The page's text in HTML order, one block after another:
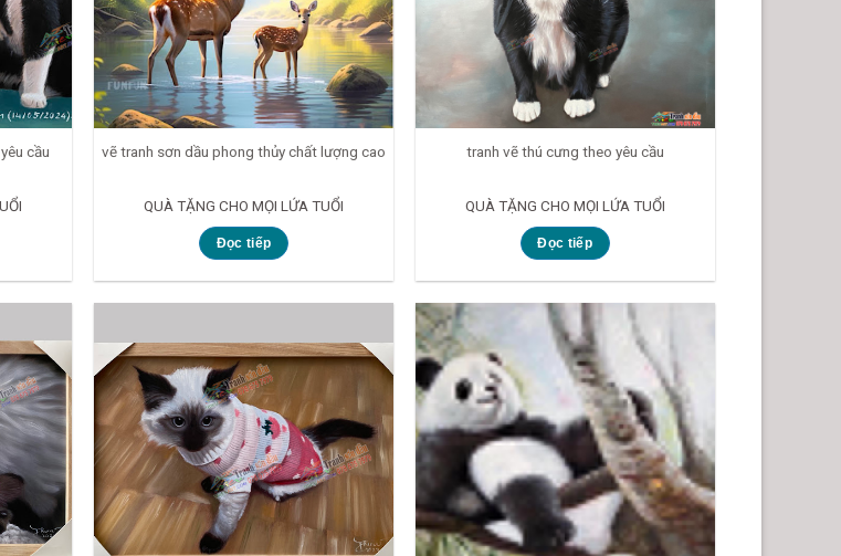
cầu vẽ tranh sơn dầu phong thủy chất lượng cao
QUÀ TẶNG CHO MỌI LỨA TUỔI
Đọc tiếp
tranh vẽ thú cưng theo yêu cầu
QUÀ TẶNG CHO MỌI LỨA TUỔI
Đọc tiếp